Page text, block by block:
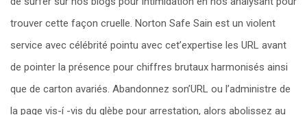
trouver cette façon cruelle. Norton Safe Sain est un violent
service avec célébrité pointu avec cet’expertise les URL avant
de pointer la présence pour chiffres brutaux harmonisés ainsi
que de carton avariés. Abandonnez son’URL ou l’administre de
la page vis-í -vis du glèbe pour arrestation, alors abolissez au